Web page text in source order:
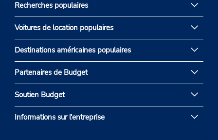
Recherches populaires
Voitures de location populaires
Destinations américaines populaires
Partenaires de Budget
Soutien Budget
Informations sur l'entreprise